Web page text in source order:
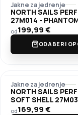
Jakne za jedrenje
NORTH SAILS
27M014 -
od199,99€
ODABERI
Jakne za jedrenje
NORTH SAILS
SOFT SHELL
od169,99€